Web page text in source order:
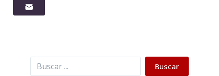
Buscar Buscar